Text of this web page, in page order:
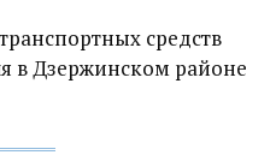
средств
в Дзержинском районе